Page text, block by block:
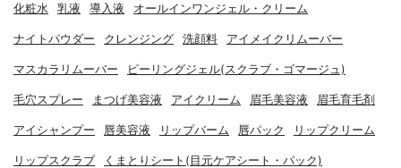
化粧水 乳液 導入液 オールインワンジェル・クリーム
ナイトパウダー クレンジング 洗顔料 アイメイクリムーバー
マスカラリムーバー ピーリングジェル(スクラブ・ゴマージュ)
毛穴スプレー まつげ美容液 アイクリーム 眉毛美容液 眉毛育毛剤
アイシャンプー 唇美容液 リップバーム 唇パック リップクリーム
リップスクラブ くまとりシート(目元ケアシート・パック)